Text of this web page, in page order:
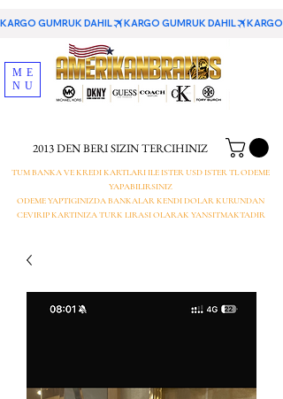
KARGO GUMRUK DAHIL
2013 DEN BERI SIZIN TERCIHINIZ
TUM BANKA VE KREDI KARTLARI ILE ISTER USD ISTER TL ODEME
YAPABILIRSINIZ
ODEME YAPTIGINIZDA BANKALAR KENDI DOLAR KURUNDAN
CEVIRIP KARTINIZA TURK LIRASI OLARAK YANSITMAKTADIR
ME
NU